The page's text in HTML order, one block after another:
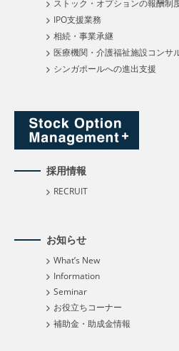
ストック・オプションの報酬制
IPO支援業務
相続・事業承継
医療機関・介護福祉施設コンサ
シンガポールへの進出支援
採用情報
RECRUIT
お知らせ
What’s New
Information
Seminar
お役立ちコーナー
補助金・助成金情報